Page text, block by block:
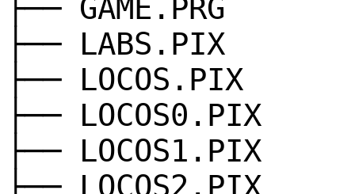
├── GAME.PRG
├── LABS.PIX
├── LOCOS.PIX
├── LOCOS0.PIX
├── LOCOS1.PIX
├── LOCOS2.PIX